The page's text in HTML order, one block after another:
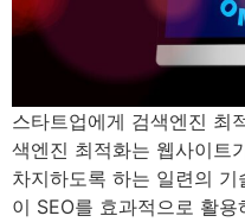
스타트업에게 검색엔진 최
색엔진 최적화는 웹사이트
차지하도록 하는 일련의
이 SEO를 효과적으로 활